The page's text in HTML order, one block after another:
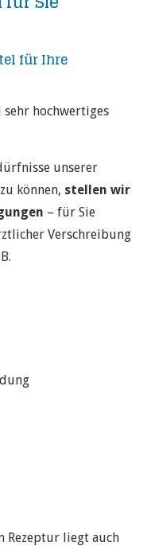
für Ihre
hochwertiges
unserer
können, stellen wir
– für Sie
Verschreibung
Rezeptur liegt auch